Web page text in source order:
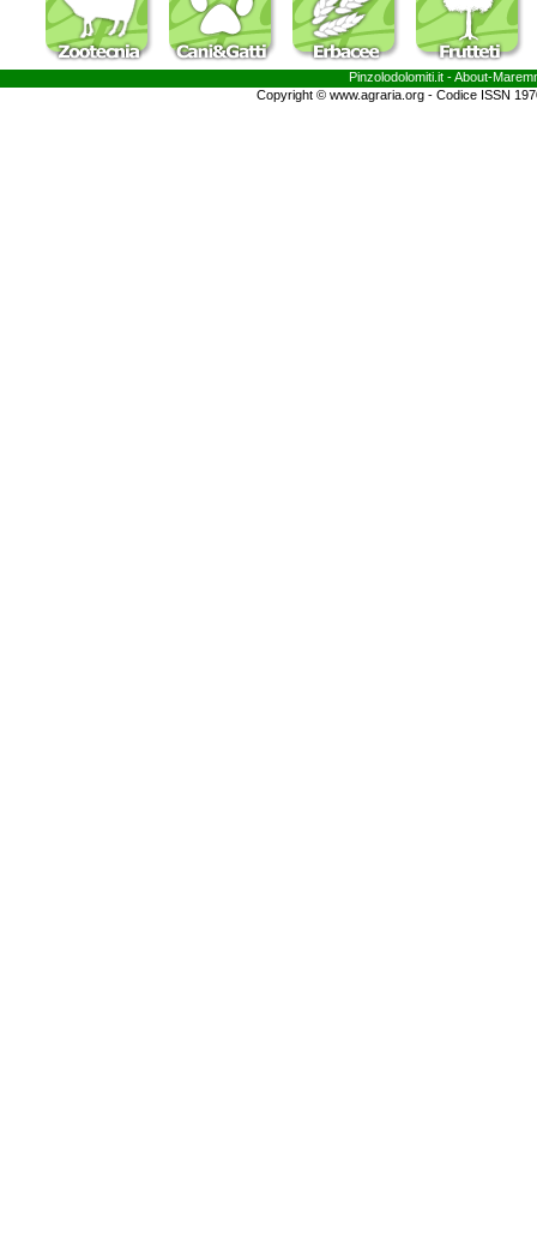
Pinzolodolomiti.it - About-
Copyright © www.agraria.org - Codice ISSN